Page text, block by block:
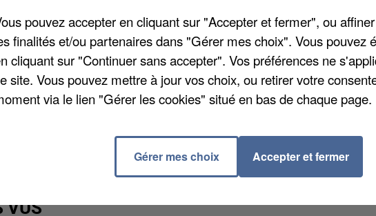
du ministère de l’économie, c’est exactement la moyenne
est globale, on observe des disparités territoriales dans
d’écart par litre entre la Vendée et Paris. Le carburant est
du pays, principalement en raison des grandes
VUS
pouvez accepter en cliquant sur "Accepter et fermer", ou
finalités et/ou partenaires dans "Gérer mes choix". Vous pouvez
cliquant sur "Continuer sans accepter". Vos préférences ne
site. Vous pouvez mettre à jour vos choix, ou retirer votre
via le lien "Gérer les cookies" situé en bas de chaque page.
Gérer mes choix Accepter et fermer